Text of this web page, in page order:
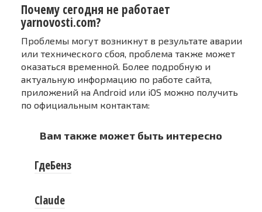
Почему сегодня не работает
yarnovosti.com?
Проблемы могут возникнут в результате аварии
или технического сбоя, проблема также может
оказаться временной. Более подробную и
актуальную информацию по работе сайта,
приложений на Android или iOS можно получить
по официальным контактам:
Вам также может быть интересно
ГдеБенз
Claude